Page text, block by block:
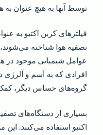
توسط آنها به هیچ عنوان به
فیلترهای کربن اکتیو به
تصفیه هوا شناخته می‌شوند،
عوامل شیمیایی موجود در
افرادی که به آسم و آلرژی
گروه‌های حساس دیگر،
بسیاری از دستگاه‌های
اکتیو استفاده می‌کنند.